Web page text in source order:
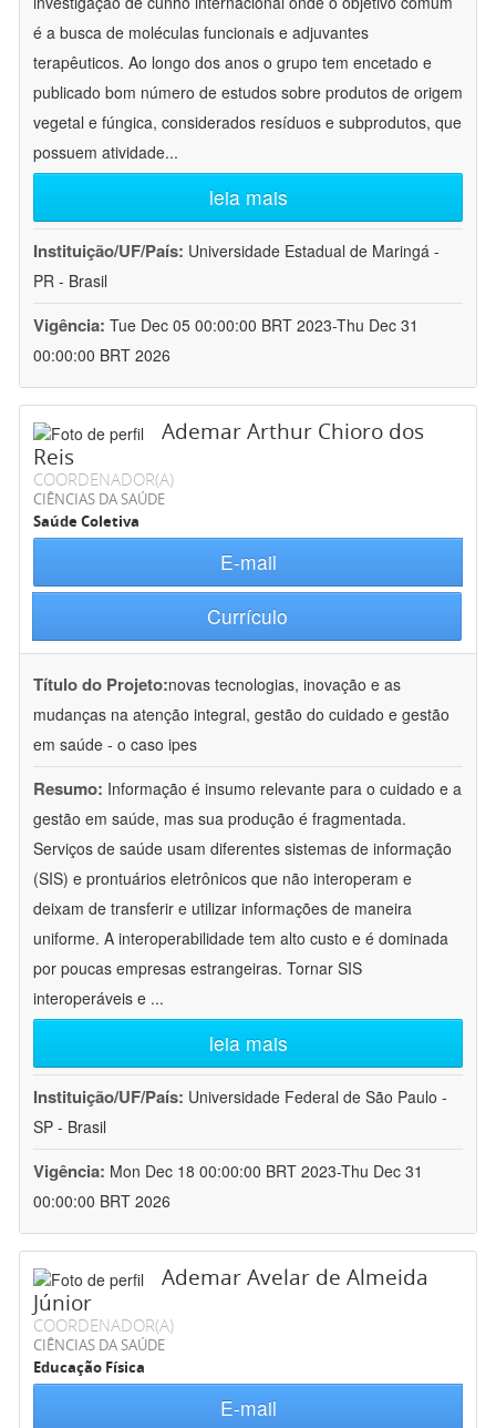
é a busca de moléculas funcionais e adjuvantes
terapêuticos. Ao longo dos anos o grupo tem encetado e
publicado bom número de estudos sobre produtos de origem
vegetal e fúngica, considerados resíduos e subprodutos, que
possuem atividade...
leia mais
Instituição/UF/País: Universidade Estadual de Maringá -
PR - Brasil
Vigência: Tue Dec 05 00:00:00 BRT 2023-Thu Dec 31
00:00:00 BRT 2026
Ademar Arthur Chioro dos
Reis
COORDENADOR(A)
CIÊNCIAS DA SAÚDE
Saúde Coletiva
E-mail
Currículo
Título do Projeto:novas tecnologias, inovação e as
mudanças na atenção integral, gestão do cuidado e gestão
em saúde - o caso ipes
Resumo: Informação é insumo relevante para o cuidado e a
gestão em saúde, mas sua produção é fragmentada.
Serviços de saúde usam diferentes sistemas de informação
(SIS) e prontuários eletrônicos que não interoperam e
deixam de transferir e utilizar informações de maneira
uniforme. A interoperabilidade tem alto custo e é dominada
por poucas empresas estrangeiras. Tornar SIS
interoperáveis e ...
leia mais
Instituição/UF/País: Universidade Federal de São Paulo -
SP - Brasil
Vigência: Mon Dec 18 00:00:00 BRT 2023-Thu Dec 31
00:00:00 BRT 2026
Ademar Avelar de Almeida
Júnior
COORDENADOR(A)
CIÊNCIAS DA SAÚDE
Educação Física
E-mail